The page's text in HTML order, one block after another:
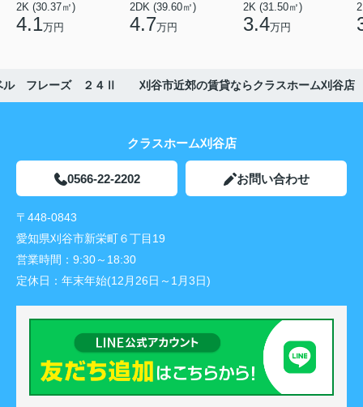
2K (30.37㎡)
4.1万円
2DK (39.60㎡)
4.7万円
2K (31.50㎡)
3.4万円
ル フレーズ ２４Ⅱ 刈谷市近郊の賃貸ならクラスホーム刈谷店
クラスホーム刈谷店
0566-22-2202 お問い合わせ
〒448-0843
愛知県刈谷市新栄町６丁目19
営業時間： 9:30～18:30
定休日： 年末年始(12月26日～1月3日)